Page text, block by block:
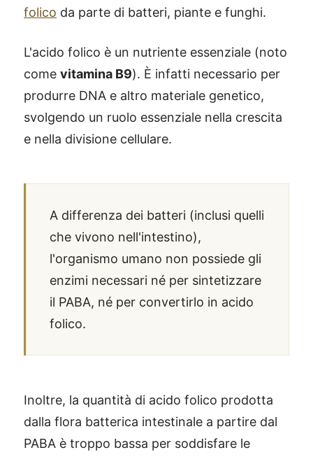
folico da parte di batteri, piante e funghi.
L'acido folico è un nutriente essenziale (noto
come vitamina B9). È infatti necessario per
produrre DNA e altro materiale genetico,
svolgendo un ruolo essenziale nella crescita
e nella divisione cellulare.
A differenza dei batteri (inclusi quelli
che vivono nell'intestino),
l'organismo umano non possiede gli
enzimi necessari né per sintetizzare
il PABA, né per convertirlo in acido
folico.
Inoltre, la quantità di acido folico prodotta
dalla flora batterica intestinale a partire dal
PABA è troppo bassa per soddisfare le